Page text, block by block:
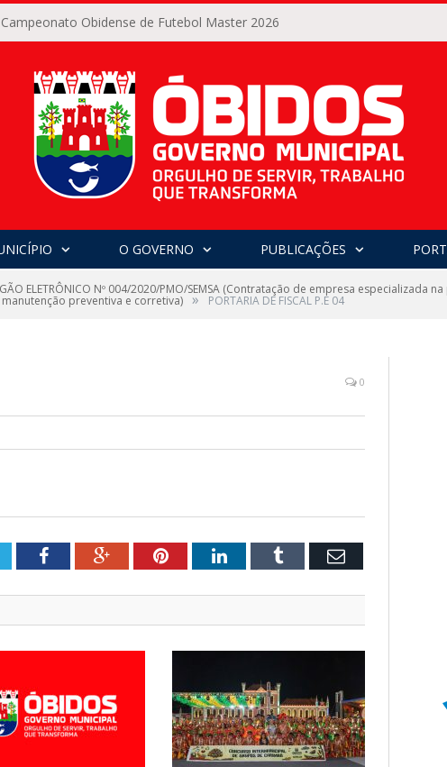
Campeonato Obidense de Futebol Master 2026
O GOVERNO PUBLICAÇÕES
ELETRÔNICO Nº 004/2020/PMO/SEMSA (Contratação de empresa especializada
preventiva e corretiva) » PORTARIA DE FISCAL P.E 04
0
FacebookGoogle+PinterestLinkedInTumblr Email